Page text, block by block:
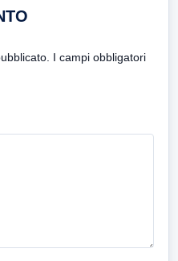
I campi obbligatori